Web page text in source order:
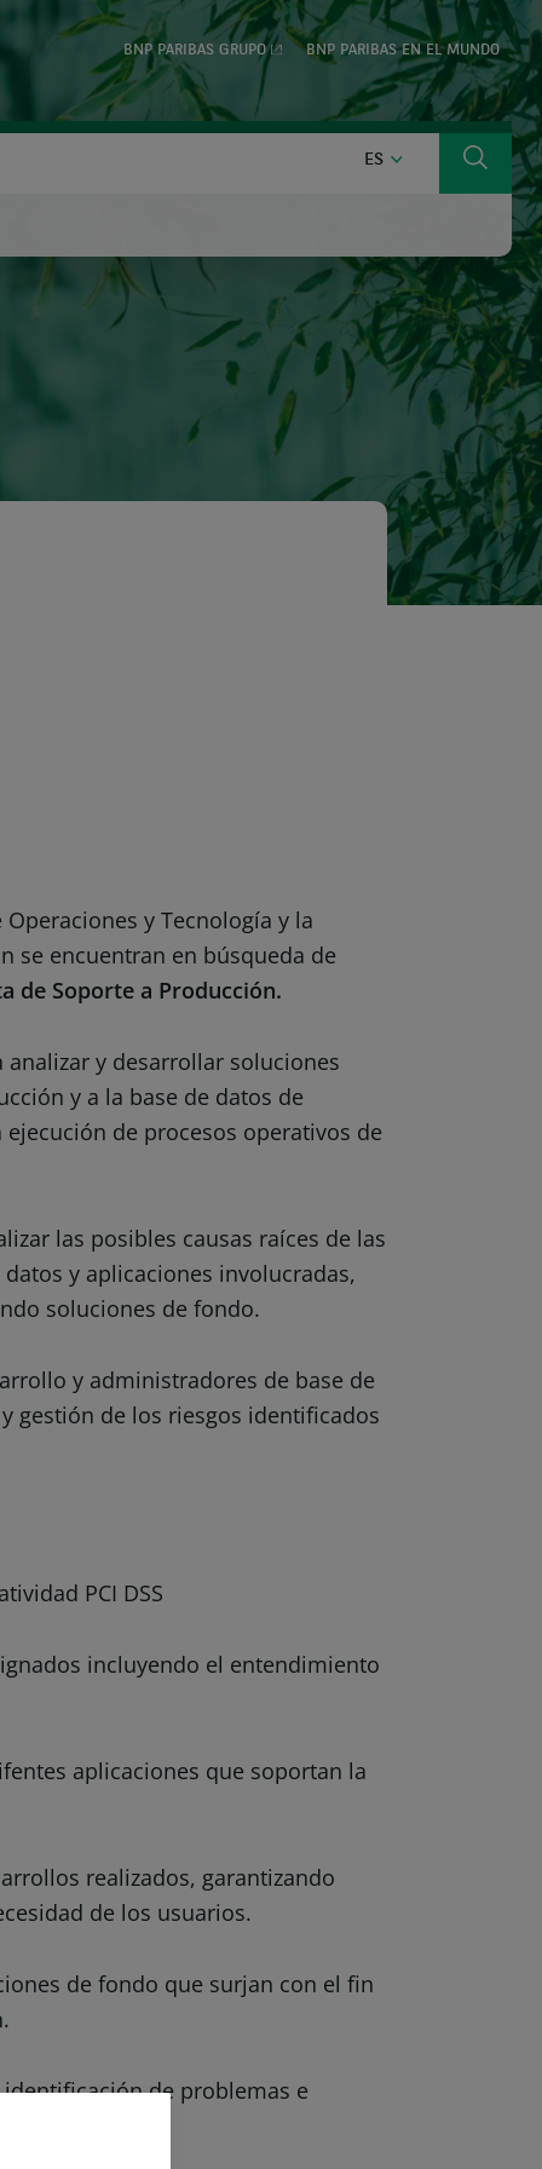
BNP PARIBAS GRUPO BNP PARIBAS EN EL MUNDO
ES ESPAÑOL Buscar
y Tecnología y la
se encuentran en búsqueda de
de Soporte a Producción.
y desarrollar soluciones
y a la base de datos de
de procesos operativos de
las posibles causas raíces de las
y aplicaciones involucradas,
soluciones de fondo.
y administradores de base de
gestión de los riesgos identificados
PCI DSS
incluyendo el entendimiento
aplicaciones que soportan la
realizados, garantizando
de los usuarios.
de fondo que surjan con el fin
de problemas e